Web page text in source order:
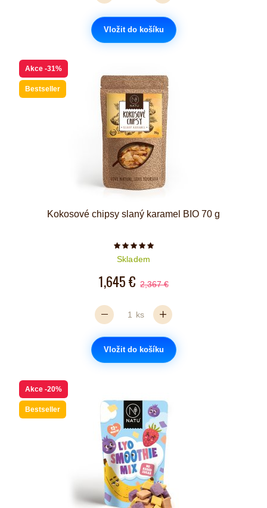
Vložit do košíku
Akce -31%
Bestseller
Kokosové chipsy slaný karamel BIO 70 g
Počet hvězdiček je 5 z 5
Skladem
1,645 € 2,367 €
ks
Vložit do košíku
Akce -20%
Bestseller